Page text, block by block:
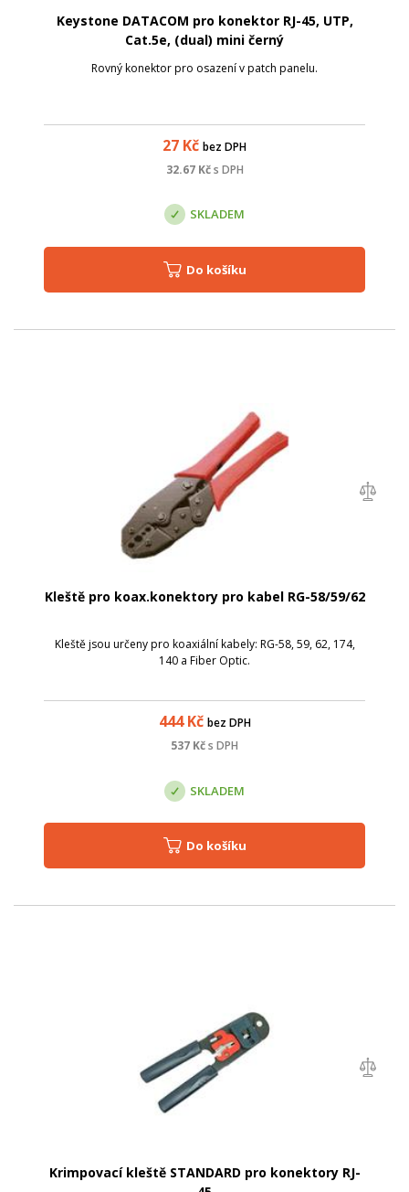
Keystone DATACOM pro konektor RJ-45, UTP,
Cat.5e, (dual) mini černý
Rovný konektor pro osazení v patch panelu.
27 Kč bez DPH
32.67Kč s DPH
SKLADEM
Do košíku
Kleště pro koax.konektory pro kabel RG-58/59/62
Kleště jsou určeny pro koaxiální kabely: RG-58, 59, 62, 174,
140 a Fiber Optic.
444Kč bez DPH
537 Kčs DPH
SKLADEM
Do košíku
Krimpovací kleště STANDARD pro konektory RJ-